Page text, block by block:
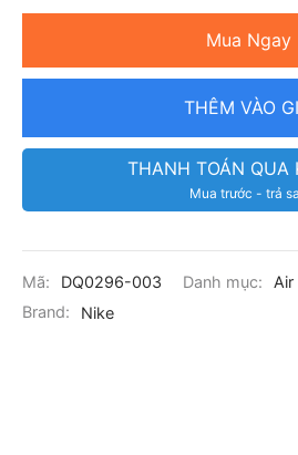
Mua Ngay
THÊM VÀO
THANH TOÁN QUA
Mua trước - trả
Mã: DQ0296-003 Danh mục:
Air
Brand:
Nike